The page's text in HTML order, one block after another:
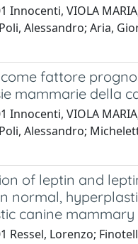
Innocenti, VIOLA
Alessandro; Aria,
fattore
mammarie della
Innocenti, VIOLA
Alessandro;
of leptin and
normal,
canine mammary
Ressel, Lorenzo;